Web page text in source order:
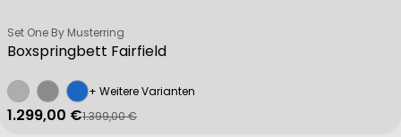
Boxspringbett Fairfield
Verkäufer:
Set One By Musterring
+ Weitere Varianten
Verkaufspreis
1.299,00 €
Regulärer Preis
1.399,00 €